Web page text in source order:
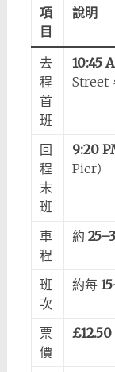
項
目
說明
去
程
首
班
10:45
Street
回
程
末
班
9:20
Pier）
車
程
約
班
次
約每
票
價
£12.50